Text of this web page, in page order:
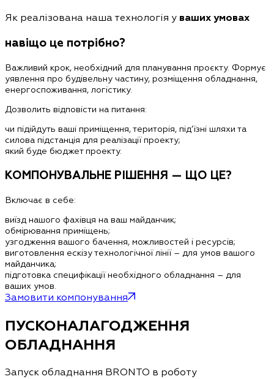
Як реалізована наша технологія у ваших умовах
навіщо це потрібно?
Важливий крок, необхідний для планування проєкту. Формує
уявлення про будівельну частину, розміщення обладнання,
енергоспоживання, логістику.
Дозволить відповісти на питання:
чи підійдуть ваші приміщення, територія, під’їзні шляхи та
силова підстанція для реалізації проекту;
який буде бюджет проекту.
КОМПОНУВАЛЬНЕ РІШЕННЯ — ЩО ЦЕ?
Включає в себе:
виїзд нашого фахівця на ваш майданчик;
обмірювання приміщень;
узгодження вашого бачення, можливостей і ресурсів;
виготовлення ескізу технологічної лінії – для умов вашого
майданчика;
підготовка специфікації необхідного обладнання – для
ваших умов.
Замовити компонування
ПУСКОНАЛАГОДЖЕННЯ
ОБЛАДНАННЯ
Запуск обладнання BRONTO в роботу